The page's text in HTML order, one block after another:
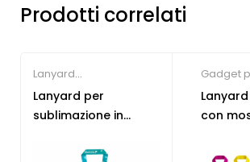
Prodotti correlati
Lanyard
personalizzabili
Lanyard per
sublimazione in
Gadget
Gadget
Lanyard
con